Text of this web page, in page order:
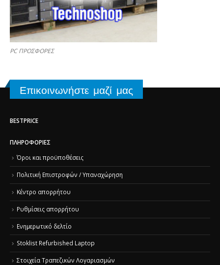
PC ΠΡΟΣΦΟΡΕΣ
Επικοινωνήστε μαζί μας
BESTPRICE
ΠΛΗΡΟΦΟΡΊΕΣ
Όροι και προϋποθέσεις
Πολιτική Επιστροφών / Υπαναχώρηση
Κέντρο απορρήτου
Ρυθμίσεις απορρήτου
Ενημερωτικό δελτίο
Stoklist Refurbished Laptop
Στοιχεία Τραπεζικών Λογαριασμών